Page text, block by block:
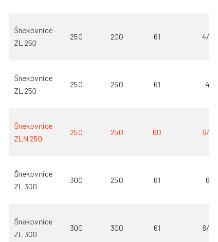
Šnekovnice
ZL 250
250 200 61 4/2
Šnekovnice
ZL 250
250 250 61 4
Šnekovnice
ZLN 250
250 250 60 6/3
Šnekovnice
ZL 300
300 250 61 6
Šnekovnice
ZL 300
300 300 61 6/3